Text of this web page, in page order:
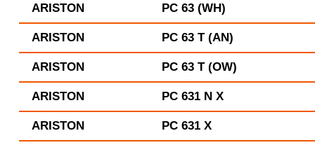
ARISTON PC 63 (WH)
ARISTON PC 63 T (AN)
ARISTON PC 63 T (OW)
ARISTON PC 631 N X
ARISTON PC 631 X